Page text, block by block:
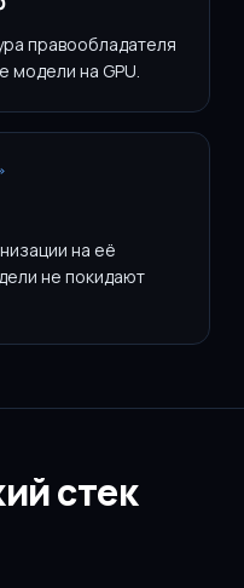
правообладателя
модели на GPU.
на её
не покидают
стек